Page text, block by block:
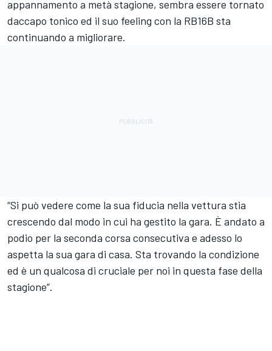
appannamento a metà stagione, sembra essere tornato
daccapo tonico ed il suo feeling con la RB16B sta
continuando a migliorare.
“Si può vedere come la sua fiducia nella vettura stia
crescendo dal modo in cui ha gestito la gara. È andato a
podio per la seconda corsa consecutiva e adesso lo
aspetta la sua gara di casa. Sta trovando la condizione
ed è un qualcosa di cruciale per noi in questa fase della
stagione”.